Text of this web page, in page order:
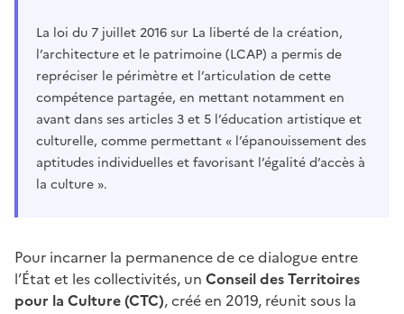
La loi du 7 juillet 2016 sur La liberté de la création,
l’architecture et le patrimoine (LCAP) a permis de
repréciser le périmètre et l’articulation de cette
compétence partagée, en mettant notamment en
avant dans ses articles 3 et 5 l’éducation artistique et
culturelle, comme permettant « l’épanouissement des
aptitudes individuelles et favorisant l’égalité d’accès à
la culture ».
Pour incarner la permanence de ce dialogue entre
l’État et les collectivités, un Conseil des Territoires
pour la Culture (CTC), créé en 2019, réunit sous la